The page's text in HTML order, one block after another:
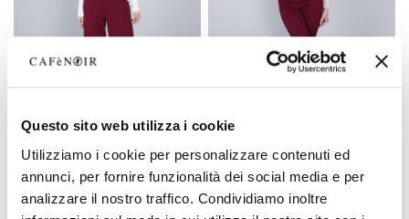
Questo sito web utilizza i cookie
Utilizziamo i cookie per personalizzare contenuti ed
annunci, per fornire funzionalità dei social media e per
analizzare il nostro traffico. Condividiamo inoltre
OUTLET
weite hose aus
stretchgewebe burgundy
OUTLET
high-waist-skinny-hose aus